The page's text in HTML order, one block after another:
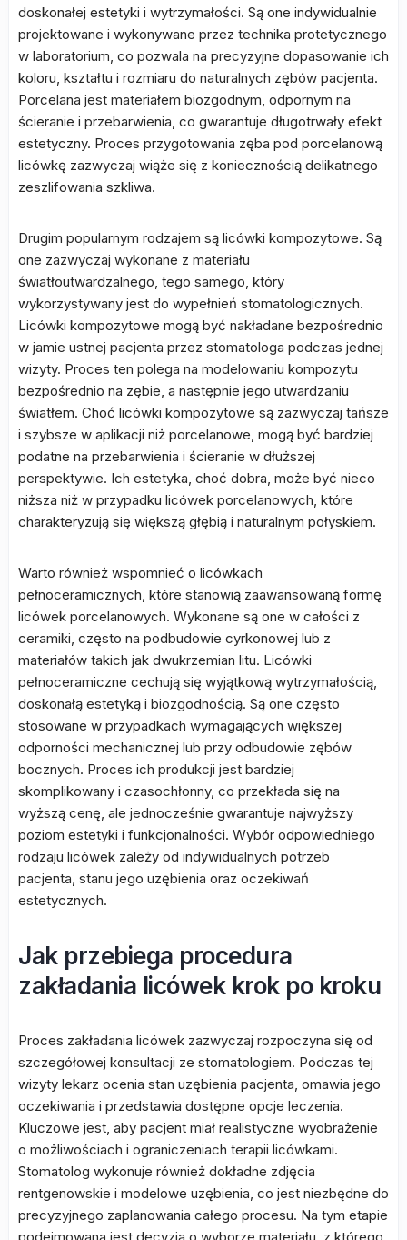
doskonałej estetyki i wytrzymałości. Są one indywidualnie
projektowane i wykonywane przez technika protetycznego
w laboratorium, co pozwala na precyzyjne dopasowanie ich
koloru, kształtu i rozmiaru do naturalnych zębów pacjenta.
Porcelana jest materiałem biozgodnym, odpornym na
ścieranie i przebarwienia, co gwarantuje długotrwały efekt
estetyczny. Proces przygotowania zęba pod porcelanową
licówkę zazwyczaj wiąże się z koniecznością delikatnego
zeszlifowania szkliwa.
Drugim popularnym rodzajem są licówki kompozytowe. Są
one zazwyczaj wykonane z materiału
światłoutwardzalnego, tego samego, który
wykorzystywany jest do wypełnień stomatologicznych.
Licówki kompozytowe mogą być nakładane bezpośrednio
w jamie ustnej pacjenta przez stomatologa podczas jednej
wizyty. Proces ten polega na modelowaniu kompozytu
bezpośrednio na zębie, a następnie jego utwardzaniu
światłem. Choć licówki kompozytowe są zazwyczaj tańsze
i szybsze w aplikacji niż porcelanowe, mogą być bardziej
podatne na przebarwienia i ścieranie w dłuższej
perspektywie. Ich estetyka, choć dobra, może być nieco
niższa niż w przypadku licówek porcelanowych, które
charakteryzują się większą głębią i naturalnym połyskiem.
Warto również wspomnieć o licówkach
pełnoceramicznych, które stanowią zaawansowaną formę
licówek porcelanowych. Wykonane są one w całości z
ceramiki, często na podbudowie cyrkonowej lub z
materiałów takich jak dwukrzemian litu. Licówki
pełnoceramiczne cechują się wyjątkową wytrzymałością,
doskonałą estetyką i biozgodnością. Są one często
stosowane w przypadkach wymagających większej
odporności mechanicznej lub przy odbudowie zębów
bocznych. Proces ich produkcji jest bardziej
skomplikowany i czasochłonny, co przekłada się na
wyższą cenę, ale jednocześnie gwarantuje najwyższy
poziom estetyki i funkcjonalności. Wybór odpowiedniego
rodzaju licówek zależy od indywidualnych potrzeb
pacjenta, stanu jego uzębienia oraz oczekiwań
estetycznych.
Jak przebiega procedura
zakładania licówek krok po kroku
Proces zakładania licówek zazwyczaj rozpoczyna się od
szczegółowej konsultacji ze stomatologiem. Podczas tej
wizyty lekarz ocenia stan uzębienia pacjenta, omawia jego
oczekiwania i przedstawia dostępne opcje leczenia.
Kluczowe jest, aby pacjent miał realistyczne wyobrażenie
o możliwościach i ograniczeniach terapii licówkami.
Stomatolog wykonuje również dokładne zdjęcia
rentgenowskie i modelowe uzębienia, co jest niezbędne do
precyzyjnego zaplanowania całego procesu. Na tym etapie